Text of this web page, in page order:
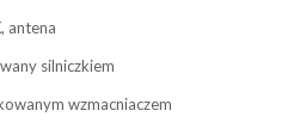
antena
silniczkiem
wzmacniaczem